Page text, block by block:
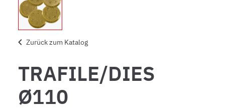
Zurück zum Katalog
TRAFILE/DIES
Ø110